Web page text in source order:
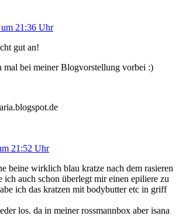
21:36 Uhr
gut an!
mal bei meiner Blogvorstellung vorbei :)
21:52 Uhr
beine wirklich blau kratze nach dem rasieren
ich auch schon überlegt mir einen epiliere zu
ich das kratzen mit bodybutter etc in griff
los. da in meiner rossmannbox aber isana